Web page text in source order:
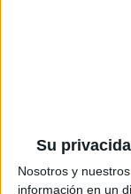
Su
Nosotros y nuestros
información en un
Las
2026